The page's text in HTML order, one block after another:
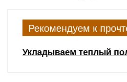
Рекомендуем к
Укладываем теплый